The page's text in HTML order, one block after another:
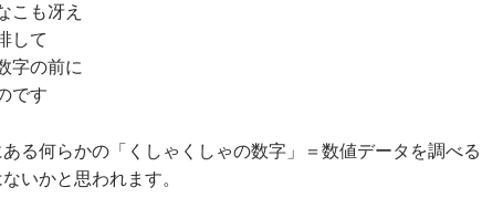
こも冴え
して
字の前に
です
る何らかの「くしゃくしゃの数字」＝数値データを調べる
いかと思われます。